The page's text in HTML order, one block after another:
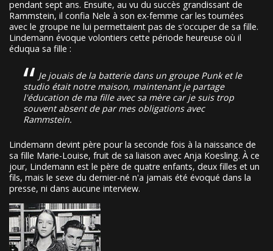
pendant sept ans. Ensuite, au vu du succès grandissant de
Rammstein, il confia Nele à son ex-femme car les tournées
avec le groupe ne lui permettaient pas de s'occuper de sa fille.
Lindemann évoque volontiers cette période heureuse où il
éduqua sa fille :
Je jouais de la batterie dans un groupe Punk et le
studio était notre maison, maintenant je partage
l'éducation de ma fille avec sa mère car je suis trop
souvent absent de par mes obligations avec
Rammstein.
Lindemann devint père pour la seconde fois à la naissance de
sa fille Marie-Louise, fruit de sa liaison avec Anja Koesling. À ce
jour, Lindemann est le père de quatre enfants, deux filles et un
fils, mais le sexe du dernier-né n'a jamais été évoqué dans la
presse, ni dans aucune interview.